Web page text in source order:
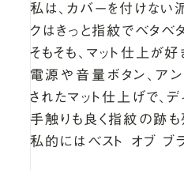
私は、カバーを付けない
クはきっと指紋でベタベ
そもそも、マット仕上が好
電源や音量ボタン、ア
されたマット仕上げで、
手触りも良く指紋の跡も
私的にはベスト オブ ブラ